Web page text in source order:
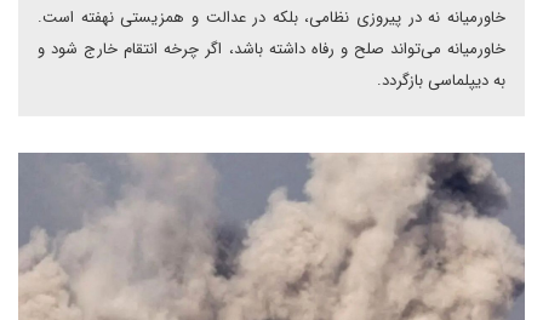
خاورمیانه نه در پیروزی نظامی، بلکه در عدالت و همزیستی نهفته است.
خاورمیانه می‌تواند صلح و رفاه داشته باشد، اگر چرخه انتقام خارج شود و
به دیپلماسی بازگردد.